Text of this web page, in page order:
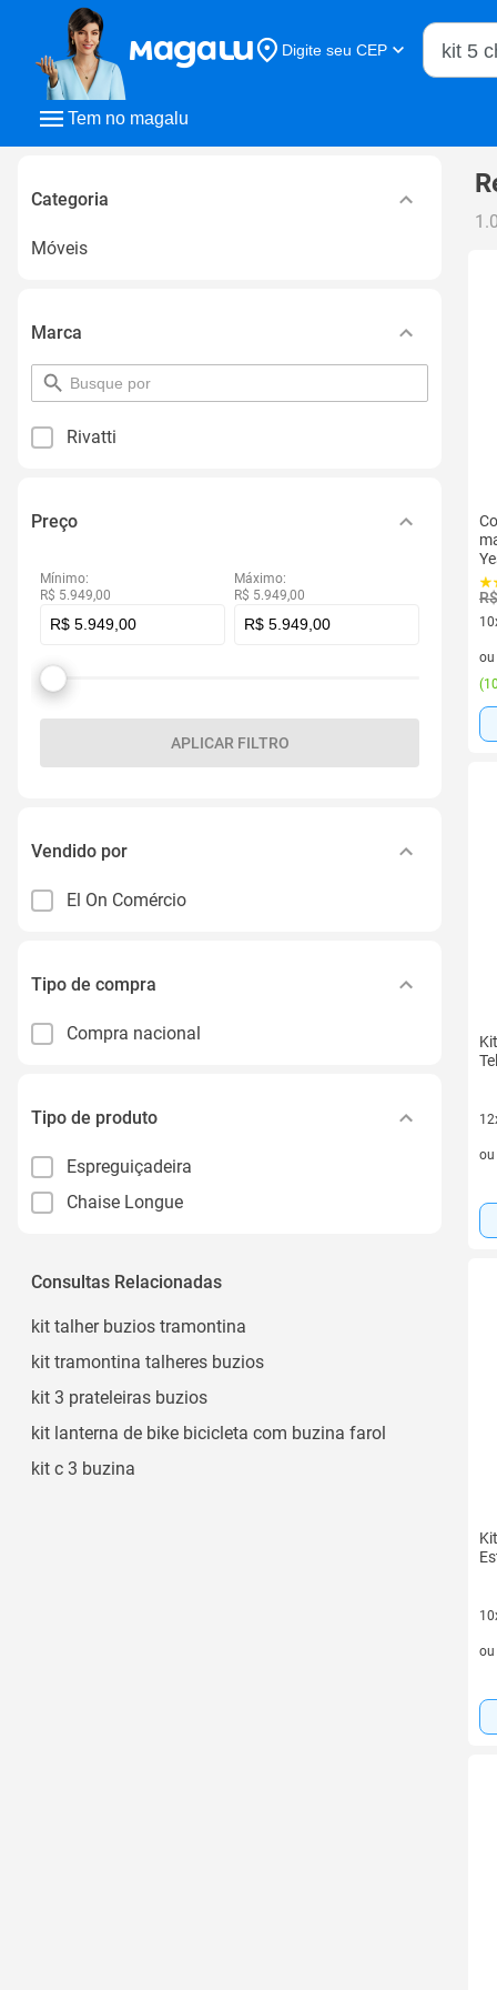
Tem no magalu
Digite seu CEP
Buscar
Categoria
Móveis
Marca
pesquisar
por
Rivatti
Preço
Mínimo:
R$ 5.949,00
Máximo:
R$ 5.949,00
APLICAR FILTRO
Vendido por
El On Comércio
Tipo de compra
Compra nacional
Tipo de produto
Espreguiçadeira
Chaise Longue
Consultas Relacionadas
kit talher buzios tramontina
kit tramontina talheres buzios
kit 3 prateleiras buzios
kit lanterna de bike bicicleta com buzina farol
kit c 3 buzina
ou
(
ou
ou